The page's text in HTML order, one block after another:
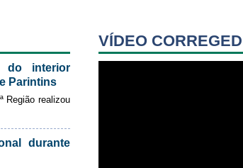
do interior
Parintins
Região realizou
durante
VÍDEO